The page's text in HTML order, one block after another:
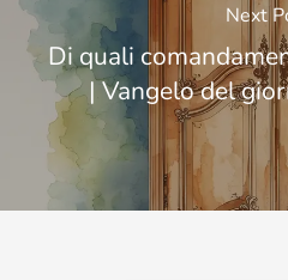
Next
Di quali
| Vangelo del